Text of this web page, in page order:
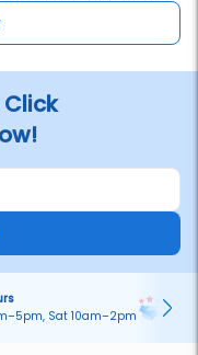
Sat 10am–2pm